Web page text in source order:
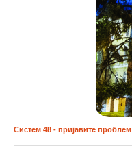
Систем 48 - пријавите проблем